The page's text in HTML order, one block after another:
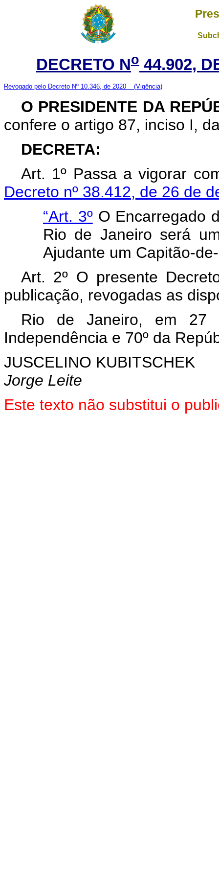
DECRETO No 44.902,
Revogado pelo Decreto Nº 10.346, de 2020 (Vigência)
O PRESIDENTE DA
confere o artigo 87, inciso I,
DECRETA:
Art. 1º Passa a vigorar
Decreto nº 38.412, de 26 de
“Art. 3ºO Encarregado
Rio de Janeiro será
Ajudante um Capitão-
Art. 2º O presente
publicação, revogadas as
Rio de Janeiro, em 27
Independência e 70º da
JUSCELINO KUBITSCHEK
Jorge Leite
Este texto não substitui o